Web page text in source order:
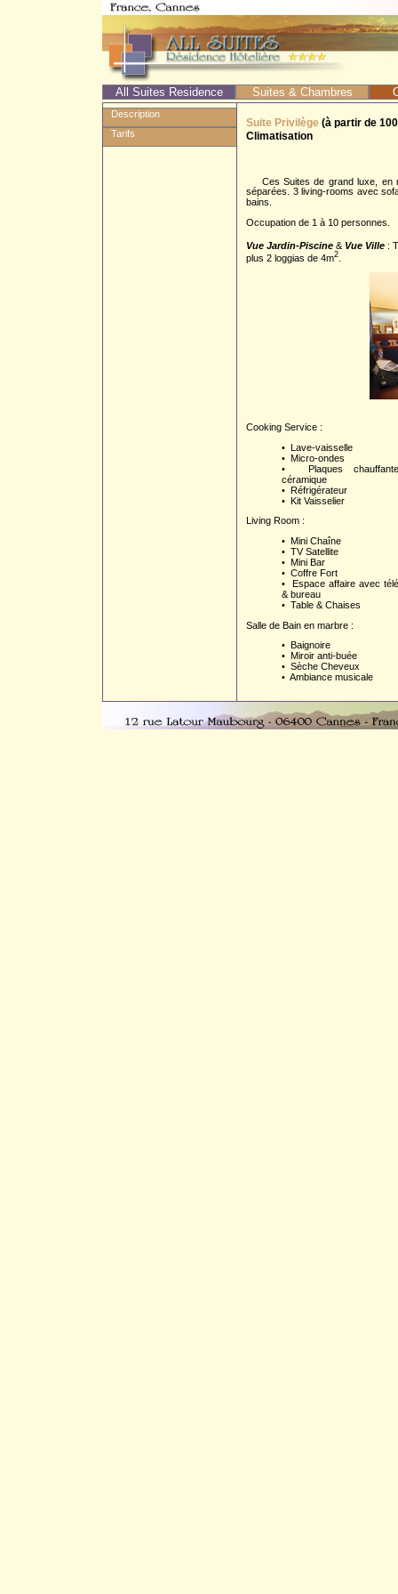
All Suites Residence Suites & Chambres
Description
Tarifs
Suite Privilège (à partir de
Climatisation
Ces Suites de grand luxe, en
séparées. 3 living-rooms avec
bains.
Occupation de 1 à 10 personnes.
Vue Jardin-Piscine & Vue Ville :
plus 2 loggias de 4m2
Cooking Service :
• Lave-vaisselle
• Micro-ondes
• Plaques
céramique
• Réfrigérateur
• Kit Vaisselier
Living Room :
• Mini Chaîne
• TV Satellite
• Mini Bar
• Coffre Fort
• Espace affaire avec
& bureau
• Table & Chaises
Salle de Bain en marbre :
• Baignoire
• Miroir anti-buée
• Sèche Cheveux
• Ambiance musicale